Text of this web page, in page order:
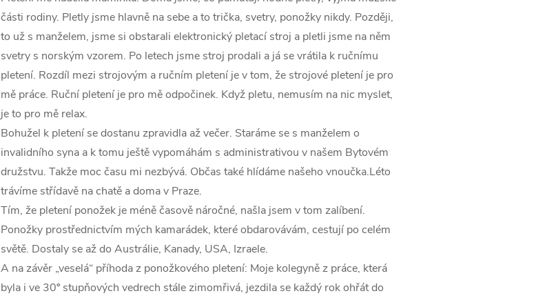
části rodiny. Pletly jsme hlavně na sebe a to trička, svetry, ponožky nikdy. Později,
to už s manželem, jsme si obstarali elektronický pletací stroj a pletli jsme na něm
svetry s norským vzorem. Po letech jsme stroj prodali a já se vrátila k ručnímu
pletení. Rozdíl mezi strojovým a ručním pletení je v tom, že strojové pletení je pro
mě práce. Ruční pletení je pro mě odpočinek. Když pletu, nemusím na nic myslet,
je to pro mě relax.
Bohužel k pletení se dostanu zpravidla až večer. Staráme se s manželem o
invalidního syna a k tomu ještě vypomáhám s administrativou v našem Bytovém
družstvu. Takže moc času mi nezbývá. Občas také hlídáme našeho vnoučka.Léto
trávíme střídavě na chatě a doma v Praze.
Tím, že pletení ponožek je méně časově náročné, našla jsem v tom zalíbení.
Ponožky prostřednictvím mých kamarádek, které obdarovávám, cestují po celém
světě. Dostaly se až do Austrálie, Kanady, USA, Izraele.
A na závěr „veselá“ příhoda z ponožkového pletení: Moje kolegyně z práce, která
byla i ve 30º stupňových vedrech stále zimomřivá, jezdila se každý rok ohřát do